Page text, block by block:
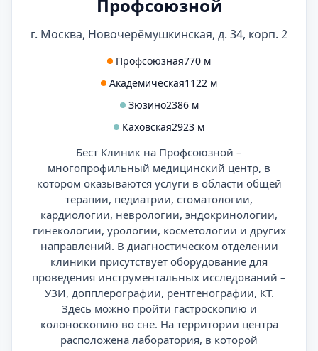
Профсоюзной
г. Москва, Новочерёмушкинская, д. 34, корп. 2
Профсоюзная770 м
Академическая1122 м
Зюзино2386 м
Каховская2923 м
Бест Клиник на Профсоюзной –
многопрофильный медицинский центр, в
котором оказываются услуги в области общей
терапии, педиатрии, стоматологии,
кардиологии, неврологии, эндокринологии,
гинекологии, урологии, косметологии и других
направлений. В диагностическом отделении
клиники присутствует оборудование для
проведения инструментальных исследований –
УЗИ, допплерографии, рентгенографии, КТ.
Здесь можно пройти гастроскопию и
колоноскопию во сне. На территории центра
расположена лаборатория, в которой